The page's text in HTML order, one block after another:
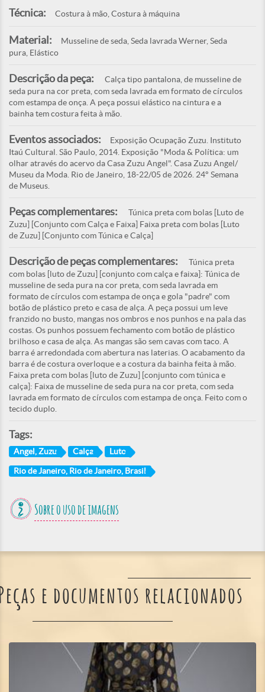
Técnica: Costura à mão, Costura à máquina
Material:
Musseline de seda, Seda lavrada Werner, Seda
pura, Elástico
Descrição da peça:
Calça tipo pantalona, de musseline de
seda pura na cor preta, com seda lavrada em formato de círculos
com estampa de onça. A peça possui elástico na cintura e a
bainha tem costura feita à mão.
Eventos associados:
Exposição Ocupação Zuzu. Instituto
Itaú Cultural. São Paulo, 2014. Exposição "Moda & Política: um
olhar através do acervo da Casa Zuzu Angel". Casa Zuzu Angel/
Museu da Moda. Rio de Janeiro, 18-22/05 de 2026. 24° Semana
de Museus.
Peças complementares:
Túnica preta com bolas [Luto de
Zuzu] [Conjunto com Calça e Faixa] Faixa preta com bolas [Luto
de Zuzu] [Conjunto com Túnica e Calça]
Descrição de peças complementares:
Túnica preta
com bolas [luto de Zuzu] [conjunto com calça e faixa]: Túnica de
musseline de seda pura na cor preta, com seda lavrada em
formato de círculos com estampa de onça e gola "padre" com
botão de plástico preto e casa de alça. A peça possui um leve
franzido no busto, mangas nos ombros e nos punhos e na pala das
costas. Os punhos possuem fechamento com botão de plástico
brilhoso e casa de alça. As mangas são sem cavas com taco. A
barra é arredondada com abertura nas laterias. O acabamento da
barra é de costura overloque e a costura da bainha feita à mão.
Faixa preta com bolas [luto de Zuzu] [conjunto com túnica e
calça]: Faixa de musseline de seda pura na cor preta, com seda
lavrada em formato de círculos com estampa de onça. Feito com o
tecido duplo.
Tags:
Angel, Zuzu Calça Luto
Rio de Janeiro, Rio de Janeiro, Brasil
Sobre o uso de imagens
e documentos relacionados